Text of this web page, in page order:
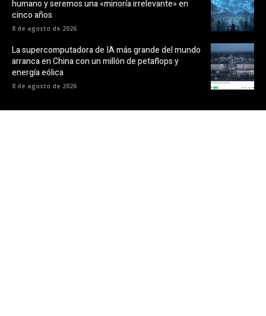
humano y seremos una «minoría irrelevante» en
cinco años
8 de agosto de 2026
La supercomputadora de IA más grande del mundo
arranca en China con un millón de petaflops y
energía eólica
8 de agosto de 2026